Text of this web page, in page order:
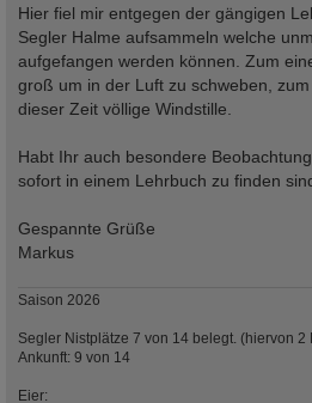
Hier fiel mir entgegen der gängigen
Segler Halme aufsammeln welche
aufgefangen werden können. Zum
groß um in der Luft zu schweben,
dieser Zeit völlige Windstille.
Habt Ihr auch besondere
sofort in einem Lehrbuch zu finden
Gespannte Grüße
Markus
Saison 2026
Segler Nistplätze 7 von 14 belegt. (hiervon 2
Ankunft: 9 von 14
Eier: